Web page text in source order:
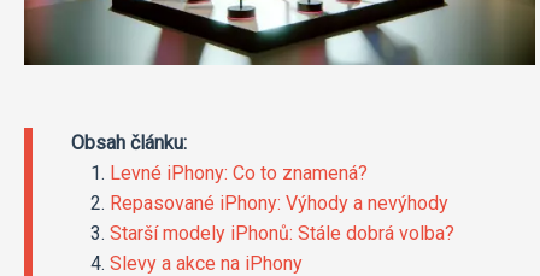
Obsah článku:
Levné iPhony: Co to znamená?
Repasované iPhony: Výhody a nevýhody
Starší modely iPhonů: Stále dobrá volba?
Slevy a akce na iPhony